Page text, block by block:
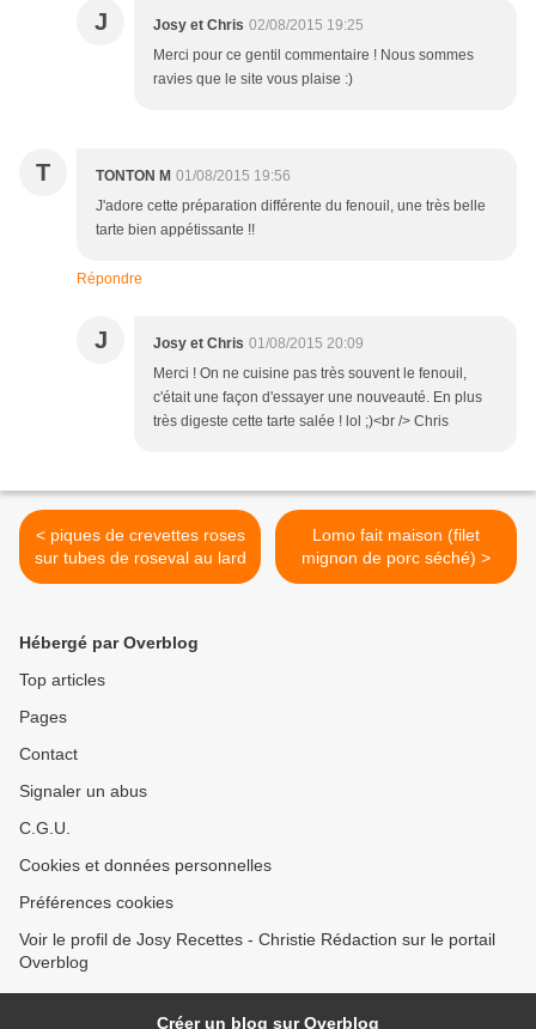
J Josy et Chris 02/08/2015 19:25
Merci pour ce gentil commentaire ! Nous sommes
ravies que le site vous plaise :)
T TONTON M 01/08/2015 19:56
J'adore cette préparation différente du fenouil, une très belle
tarte bien appétissante !!
Répondre
J Josy et Chris 01/08/2015 20:09
Merci ! On ne cuisine pas très souvent le fenouil,
c'était une façon d'essayer une nouveauté. En plus
très digeste cette tarte salée ! lol ;)<br /> Chris
< piques de crevettes roses
sur tubes de roseval au lard
Lomo fait maison (filet
mignon de porc séché) >
Hébergé par Overblog
Top articles
Pages
Contact
Signaler un abus
C.G.U.
Cookies et données personnelles
Préférences cookies
Voir le profil de Josy Recettes - Christie Rédaction sur le portail
Overblog
Créer un blog sur Overblog